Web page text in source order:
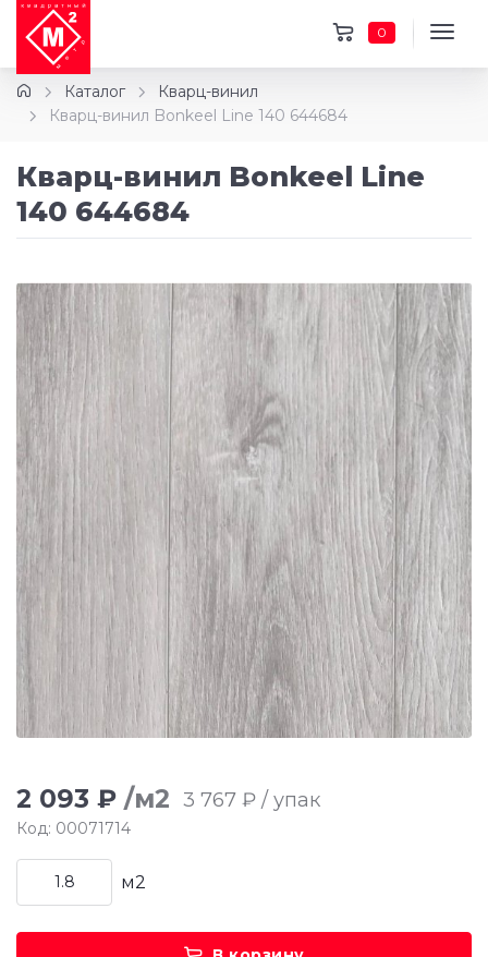
0
Каталог
Кварц-винил
Кварц-винил Bonkeel Line 140 644684
Кварц-винил Bonkeel Line
140 644684
2 093 ₽ /м2 3 767 ₽ / упак
Код: 00071714
м2